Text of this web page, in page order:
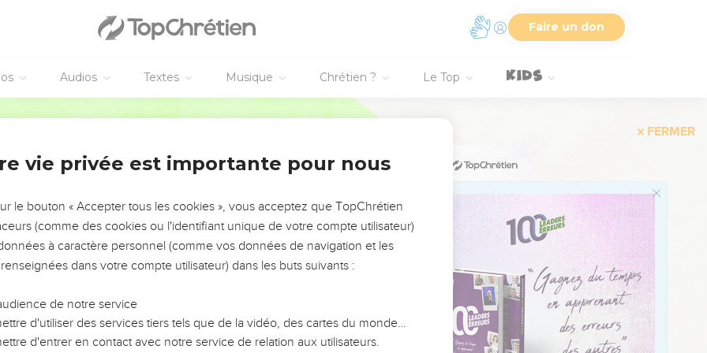
Faire un don
Audios Textes Musique Chrétien ? Le Top
—
demandèrent certains, que les disciples de Jean, tout comme ceux des pharisiens,
à des jeûnes fréquents et respectent des temps de prière, alors que les tiens ne font
assez tôt où celui-ci leur sera enlevé. Ce sera pour eux le moment de jeûner.
voulait leur dire, il se servit encore de la comparaison suivante : — Personne ne songe à
habit neuf pour rapiécer de vieilles hardes. Sinon on abîme l’habit neuf, et la pièce
jure avec le vieil habit.
met du vin qui fermente encore dans de vieilles outres, sinon le vin nouveau fait
nouveau, il faut des outres neuves.
du vin vieux, on n’en désire pas du nouveau. En effet, on se dit : « Le vieux est
vie privée est importante pour nous
le bouton « Accepter tous les cookies », vous acceptez que TopChrétien
(comme des cookies ou l'identifiant unique de votre compte utilisateur)
à caractère personnel (comme vos données de navigation et les
dans votre compte utilisateur) dans les buts suivants :
de notre service
d'utiliser des services tiers tels que de la vidéo, des cartes du monde…
d'entrer en contact avec notre service de relation aux utilisateurs.